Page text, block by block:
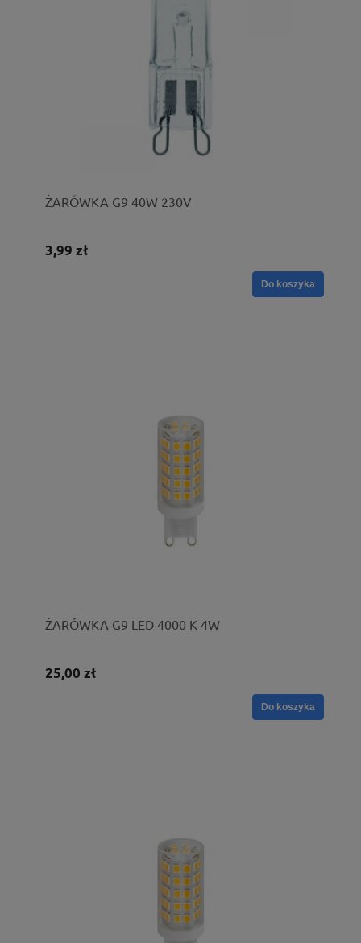
ŻARÓWKA G9 40W 230V
3,99 zł
Do koszyka
ŻARÓWKA G9 LED 4000 K 4W
25,00 zł
Do koszyka